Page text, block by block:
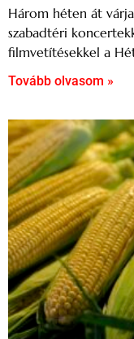
Három héten át
szabadtéri
filmvetítésekkel a
Tovább olvasom »